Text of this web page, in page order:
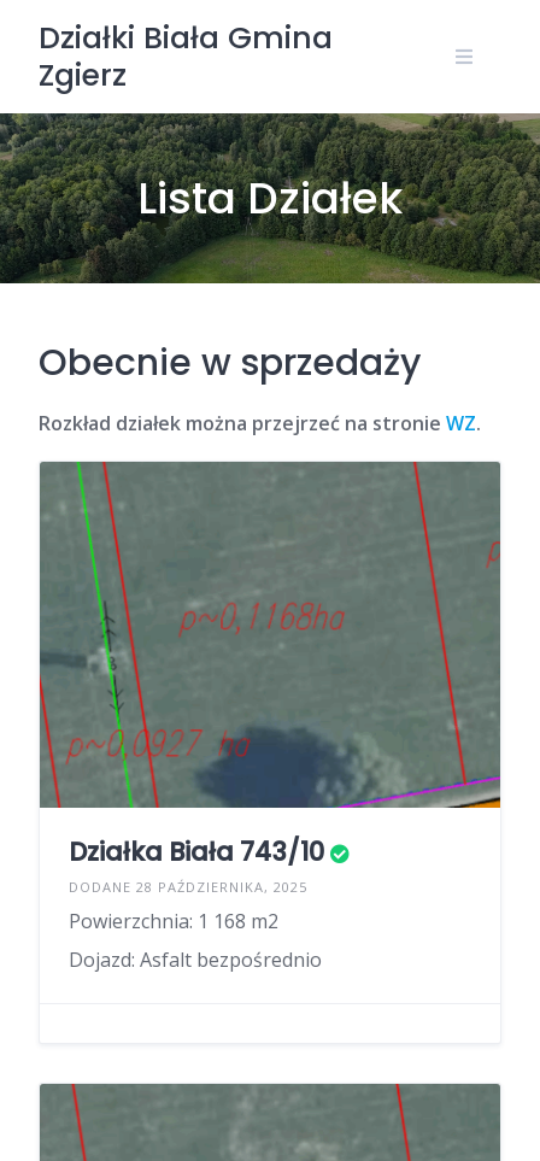
content
Działki Biała Gmina
Zgierz
Lista Działek
Obecnie w sprzedaży
Rozkład działek można przejrzeć na stronie WZ.
Działka Biała 743/10
DODANE 28 PAŹDZIERNIKA, 2025
Powierzchnia: 1 168 m2
Dojazd: Asfalt bezpośrednio